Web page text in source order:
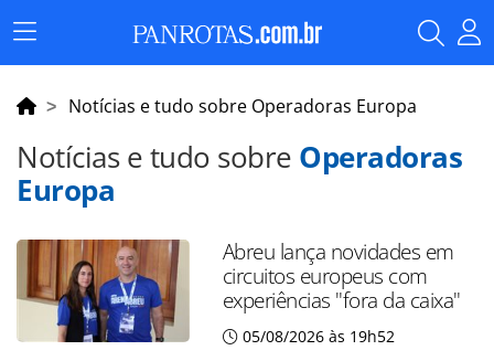
Menu
Principal
Notícias e tudo sobre Operadoras Europa
Notícias e tudo sobre Operadoras
Europa
Abreu lança novidades em
circuitos europeus com
experiências "fora da caixa"
05/08/2026 às 19h52